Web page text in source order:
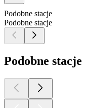
Podobne stacje
Podobne stacje
Podobne stacje